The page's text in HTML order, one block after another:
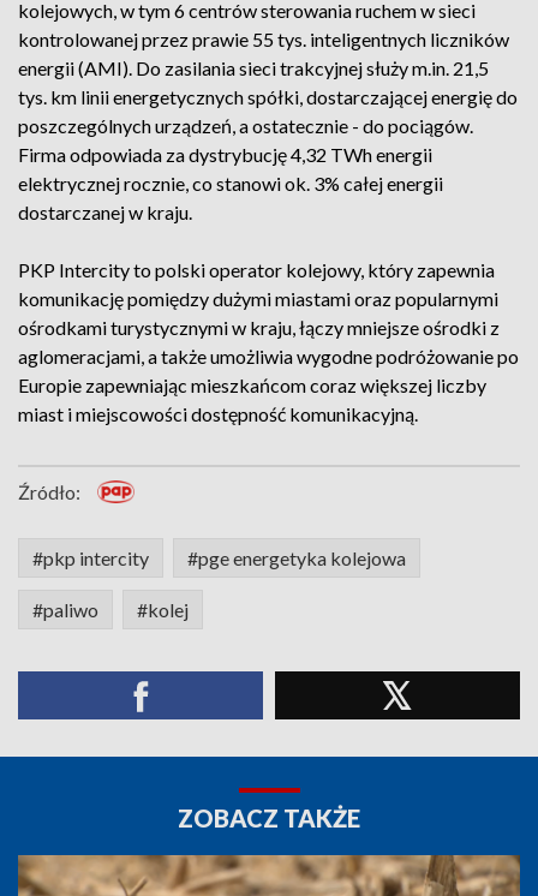
kolejowych, w tym 6 centrów sterowania ruchem w sieci
kontrolowanej przez prawie 55 tys. inteligentnych liczników
energii (AMI). Do zasilania sieci trakcyjnej służy m.in. 21,5
tys. km linii energetycznych spółki, dostarczającej energię do
poszczególnych urządzeń, a ostatecznie - do pociągów.
Firma odpowiada za dystrybucję 4,32 TWh energii
elektrycznej rocznie, co stanowi ok. 3% całej energii
dostarczanej w kraju.
PKP Intercity to polski operator kolejowy, który zapewnia
komunikację pomiędzy dużymi miastami oraz popularnymi
ośrodkami turystycznymi w kraju, łączy mniejsze ośrodki z
aglomeracjami, a także umożliwia wygodne podróżowanie po
Europie zapewniając mieszkańcom coraz większej liczby
miast i miejscowości dostępność komunikacyjną.
Źródło:
#pkp intercity #pge energetyka kolejowa
#paliwo #kolej
ZOBACZ TAKŻE